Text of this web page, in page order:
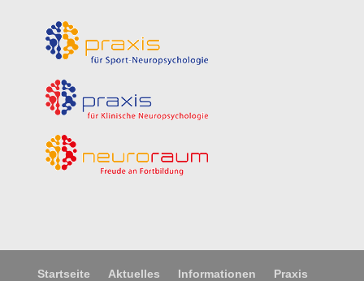
Startseite Aktuelles Informationen Praxis